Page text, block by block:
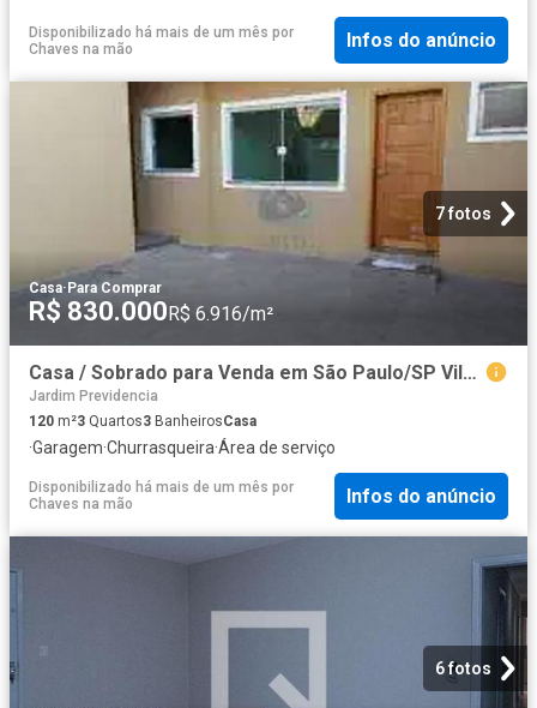
Disponibilizado há mais de um mês por
Chaves na mão
Infos do anúncio
7 fotos
Casa·Para Comprar
R$ 830.000R$ 6.916/m²
Casa / Sobrado para Venda em São Paulo/SP Vila Brasilina 3 Quartos
Jardim Previdencia
120 m²3 Quartos3 BanheirosCasa
·Garagem·Churrasqueira·Área de serviço
Disponibilizado há mais de um mês por
Chaves na mão
Infos do anúncio
6 fotos